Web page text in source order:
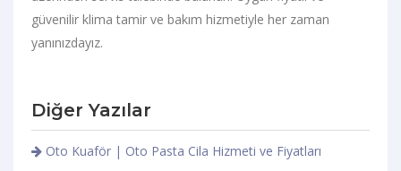
güvenilir klima tamir ve bakım hizmetiyle her zaman
yanınızdayız.
Diğer Yazılar
Oto Kuaför | Oto Pasta Cila Hizmeti ve Fiyatları